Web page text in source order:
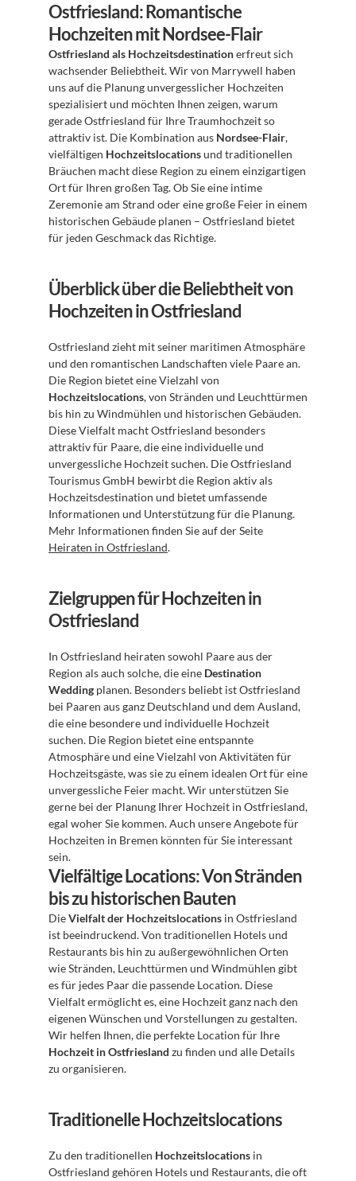
Ostfriesland: Romantische
Hochzeiten mit Nordsee-Flair
Ostfriesland als Hochzeitsdestination erfreut sich
wachsender Beliebtheit. Wir von Marrywell haben
uns auf die Planung unvergesslicher Hochzeiten
spezialisiert und möchten Ihnen zeigen, warum
gerade Ostfriesland für Ihre Traumhochzeit so
attraktiv ist. Die Kombination aus Nordsee-Flair,
vielfältigen Hochzeitslocations und traditionellen
Bräuchen macht diese Region zu einem einzigartigen
Ort für Ihren großen Tag. Ob Sie eine intime
Zeremonie am Strand oder eine große Feier in einem
historischen Gebäude planen – Ostfriesland bietet
für jeden Geschmack das Richtige.
Überblick über die Beliebtheit von
Hochzeiten in Ostfriesland
Ostfriesland zieht mit seiner maritimen Atmosphäre
und den romantischen Landschaften viele Paare an.
Hochzeitslocations, von Stränden und Leuchttürmen
bis hin zu Windmühlen und historischen Gebäuden.
Diese Vielfalt macht Ostfriesland besonders
attraktiv für Paare, die eine individuelle und
unvergessliche Hochzeit suchen. Die Ostfriesland
Tourismus GmbH bewirbt die Region aktiv als
Hochzeitsdestination und bietet umfassende
Informationen und Unterstützung für die Planung.
Heiraten in Ostfriesland.
Zielgruppen für Hochzeiten in
Ostfriesland
In Ostfriesland heiraten sowohl Paare aus der
Region als auch solche, die eine Destination
Wedding planen. Besonders beliebt ist Ostfriesland
bei Paaren aus ganz Deutschland und dem Ausland,
die eine besondere und individuelle Hochzeit
suchen. Die Region bietet eine entspannte
Atmosphäre und eine Vielzahl von Aktivitäten für
Hochzeitsgäste, was sie zu einem idealen Ort für eine
unvergessliche Feier macht. Wir unterstützen Sie
gerne bei der Planung Ihrer Hochzeit in Ostfriesland,
egal woher Sie kommen. Auch unsere Angebote für
Hochzeiten in Bremen könnten für Sie interessant
sein.
Vielfältige Locations: Von Stränden
bis zu historischen Bauten
Die Vielfalt der Hochzeitslocations in Ostfriesland
ist beeindruckend. Von traditionellen Hotels und
Restaurants bis hin zu außergewöhnlichen Orten
wie Stränden, Leuchttürmen und Windmühlen gibt
es für jedes Paar die passende Location. Diese
Vielfalt ermöglicht es, eine Hochzeit ganz nach den
eigenen Wünschen und Vorstellungen zu gestalten.
Hochzeit in Ostfriesland zu finden und alle Details
zu organisieren.
Traditionelle Hochzeitslocations
Zu den traditionellen Hochzeitslocations in
Ostfriesland gehören Hotels und Restaurants, die oft